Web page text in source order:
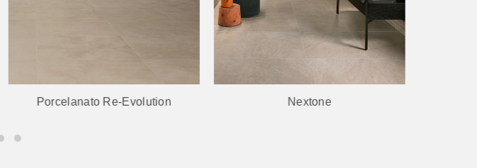
LIGHT GRIP
Porcelanato Re-Evolution Nextone